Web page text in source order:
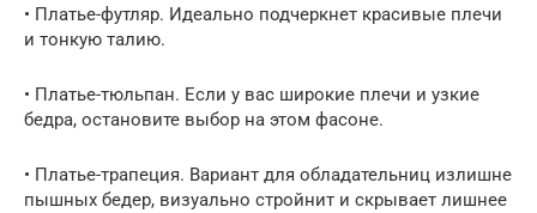
• Платье-футляр. Идеально подчеркнет красивые плечи
и тонкую талию.
• Платье-тюльпан. Если у вас широкие плечи и узкие
бедра, остановите выбор на этом фасоне.
• Платье-трапеция. Вариант для обладательниц излишне
пышных бедер, визуально стройнит и скрывает лишнее